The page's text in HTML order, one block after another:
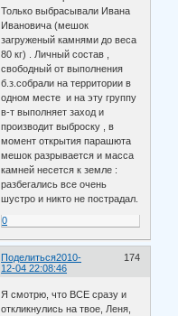
Только выбрасывали Ивана
Ивановича (мешок
загруженый камнями до веса
80 кг) . Личный состав ,
свободный от выполнения
б.з.собрали на территории в
одном месте и на эту группу
в-т выполняет заход и
производит выброску , в
момент открытия парашюта
мешок разрывается и масса
камней несется к земле :
разбегались все очень
шустро и никто не пострадал.
0
Поделиться 174
2010-
12-04 22:08:46
Я смотрю, что ВСЕ сразу и
откликнулись на твое, Леня,